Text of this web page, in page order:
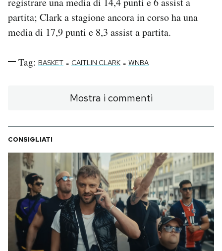
partita; Clark a stagione ancora in corso ha una
media di 17,9 punti e 8,3 assist a partita.
Tag: BASKET - CAITLIN CLARK - WNBA
Mostra i commenti
CONSIGLIATI